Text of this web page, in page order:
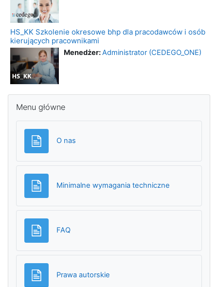
HS_KK Szkolenie okresowe bhp dla pracodawców i osób
kierujących pracownikami
Menedżer:Administrator (CEDEGO_ONE)
Menu główne
O nas
Minimalne wymagania techniczne
FAQStrona
Prawa autorskie